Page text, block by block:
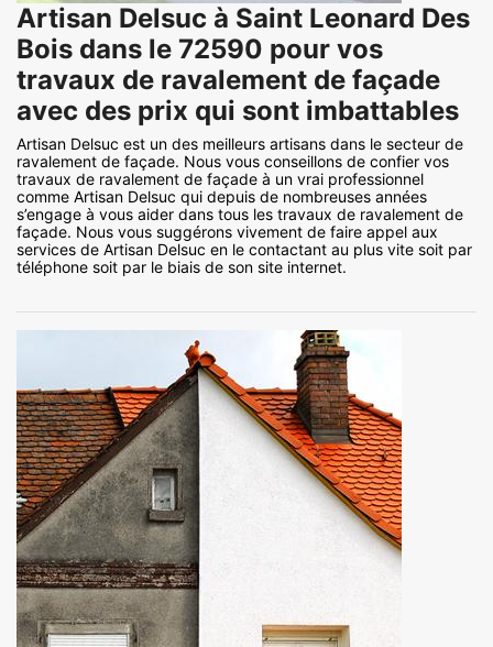
Artisan Delsuc à Saint Leonard Des
Bois dans le 72590 pour vos
travaux de ravalement de façade
avec des prix qui sont imbattables
Artisan Delsuc est un des meilleurs artisans dans le secteur de
ravalement de façade. Nous vous conseillons de confier vos
travaux de ravalement de façade à un vrai professionnel
comme Artisan Delsuc qui depuis de nombreuses années
s’engage à vous aider dans tous les travaux de ravalement de
façade. Nous vous suggérons vivement de faire appel aux
services de Artisan Delsuc en le contactant au plus vite soit par
téléphone soit par le biais de son site internet.